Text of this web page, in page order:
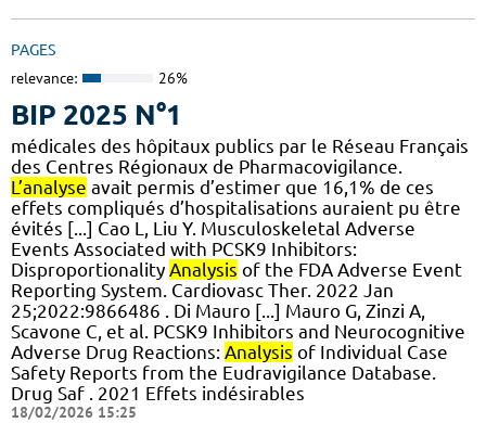
PAGES
relevance: 26%
BIP 2025 N°1
médicales des hôpitaux publics par le Réseau Français
des Centres Régionaux de Pharmacovigilance.
L’analyse avait permis d’estimer que 16,1% de ces
effets compliqués d’hospitalisations auraient pu être
évités [...] Cao L, Liu Y. Musculoskeletal Adverse
Events Associated with PCSK9 Inhibitors:
Disproportionality Analysis of the FDA Adverse Event
Reporting System. Cardiovasc Ther. 2022 Jan
25;2022:9866486 . Di Mauro [...] Mauro G, Zinzi A,
Scavone C, et al. PCSK9 Inhibitors and Neurocognitive
Adverse Drug Reactions: Analysis of Individual Case
Safety Reports from the Eudravigilance Database.
Drug Saf . 2021 Effets indésirables
18/02/2026 15:25